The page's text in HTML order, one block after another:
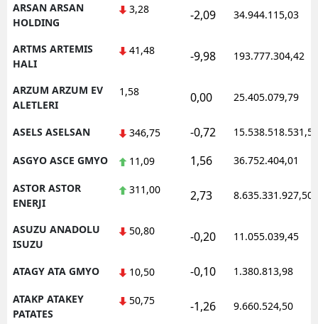
ARSAN ARSAN
HOLDING
3,28 -2,09 34.944.115,03
ARTMS ARTEMIS
HALI
41,48 -9,98 193.777.304,42
ARZUM ARZUM EV
ALETLERI
1,58 0,00 25.405.079,79
ASELS ASELSAN 346,75 -0,72 15.538.518.531,50
ASGYO ASCE GMYO 11,09 1,56 36.752.404,01
ASTOR ASTOR
ENERJI
311,00 2,73 8.635.331.927,50
ASUZU ANADOLU
ISUZU
50,80 -0,20 11.055.039,45
ATAGY ATA GMYO 10,50 -0,10 1.380.813,98
ATAKP ATAKEY
PATATES
50,75 -1,26 9.660.524,50